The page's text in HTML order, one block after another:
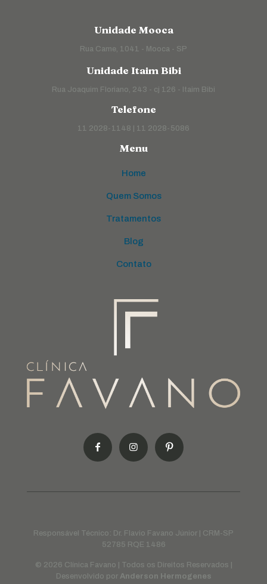
Unidade Mooca
Rua Came, 1041 - Mooca - SP
Unidade Itaim Bibi
Rua Joaquim Floriano, 243 - cj 126 - Itaim Bibi
Telefone
11 2028-1148 | 11 2028-5086
Menu
Home
Quem Somos
Tratamentos
Blog
Contato
Responsável Técnico: Dr. Flavio Favano Júnior | CRM-SP
52785 RQE 1486
© 2026 Clínica Favano | Todos os Direitos Reservados |
Desenvolvido por Anderson Hermogenes